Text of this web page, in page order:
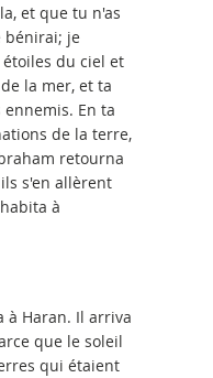
et que tu n'as
bénirai; je
du ciel et
la mer, et ta
En ta
de la terre,
retourna
s'en allèrent
à
à Haran. Il arriva
que le soleil
qui étaient